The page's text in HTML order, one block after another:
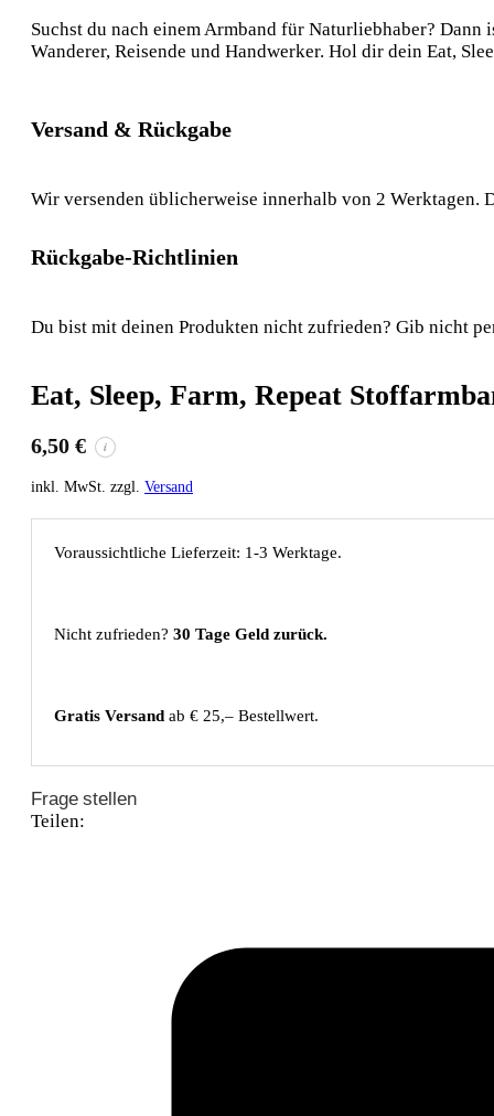
Suchst du nach einem Armband für Naturliebhaber?
Wanderer, Reisende und Handwerker. Hol dir dein Eat,
Versand & Rückgabe
Wir versenden üblicherweise innerhalb von 2 Werktagen.
Rückgabe-Richtlinien
Du bist mit deinen Produkten nicht zufrieden? Gib nicht
Eat, Sleep, Farm, Repeat
6,50 € i
inkl. MwSt. zzgl. Versand
Voraussichtliche Lieferzeit: 1-3 Werktage.
Nicht zufrieden? 30 Tage Geld zurück.
Gratis Versand ab € 25,– Bestellwert.
Frage stellen
Teilen: